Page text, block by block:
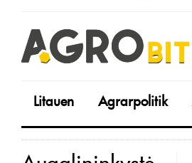
Litauen Agrarpolitik